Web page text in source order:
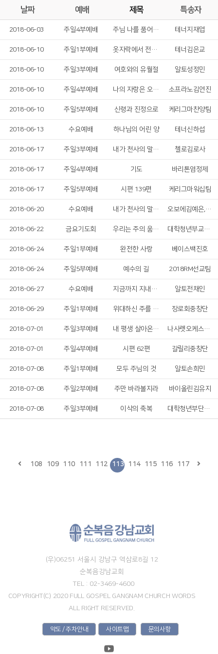
날짜 예배 제목 특송자
2018-06-03 주일4부예배 주님 나를 품어 주시네 테너지재엽
2018-06-10 주일1부예배 옷자락에서 전해지는 사랑 테너김은교
2018-06-10 주일3부예배 여호와의 유월절 알토성정민
2018-06-10 주일4부예배 나의 자랑은 오직 십자가 소프라노김연진
2018-06-10 주일5부예배 신령과 진정으로 케리그마찬양팀
2018-06-13 수요예배 하나님의 어린 양 테너신하섭
2018-06-17 주일3부예배 내가 천사의 말 한다 해도 첼로김로사
2018-06-17 주일4부예배 기도 바리톤염정제
2018-06-17 주일5부예배 시편 139편 케리그마워십팀
2018-06-20 수요예배 내가 천사의 말 한다 해도 오보에김예은,플릇정보나
2018-06-22 금요기도회 우리는 주의 움직이는 교회 대학청년부교역자&리더일동
2018-06-24 주일1부예배 완전한 사랑 베이스백진호
2018-06-24 주일5부예배 예수의 길 2018RM선교팀
2018-06-27 수요예배 지금까지 지내온 것 알토전채인
2018-06-29 주일1부예배 위대하신 주를 찬양 장로회중창단
2018-07-01 주일3부예배 내 평생 살아온 길 나사렛오케스트라
2018-07-01 주일4부예배 시편 62편 갈릴리중창단
2018-07-08 주일1부예배 모두 주님의 것 알토손희민
2018-07-08 주일2부예배 주만 바라볼지라 바이올린김유지
2018-07-08 주일3부예배 이삭의 축복 대학청년부단기선교팀
108 109 110 111 112 113 114 115 116 117
(우)06251 서울시 강남구 역삼로8길 12
순복음강남교회
TEL : 02-3469-4600
COPYRIGHT(C) 2020 FULL GOSPEL GANGNAM CHURCH WORDS
ALL RIGHT RESERVED.
약도 / 주차안내 사이트맵 문의사항